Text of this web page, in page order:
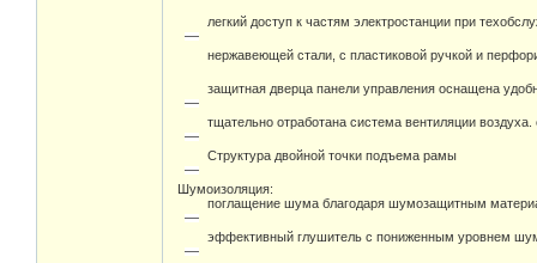
легкий доступ к частям электростанции при
нержавеющей стали, с пластиковой ручкой и
защитная дверца панели управления оснащена
тщательно отработана система вентиляции
Структура двойной точки подъема рамы
Шумоизоляция:
поглащение шума благодаря шумозащитным
эффективный глушитель с пониженным уровнем